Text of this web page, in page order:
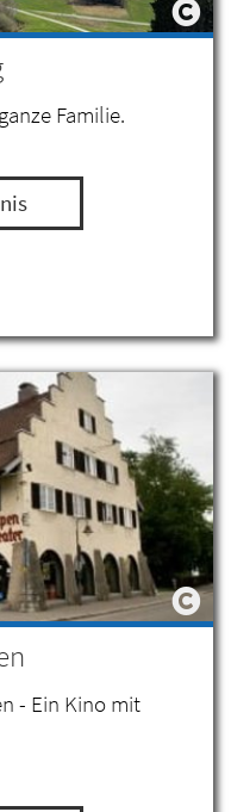
Familie.
- Ein Kino mit